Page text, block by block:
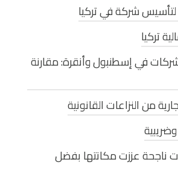
لتأسيس شركة في تركيا
تركيا
في إسطنبول وأنقرة: مقارنة
من النزاعات القانونية
ناجحة عززت مكانتها بفضل